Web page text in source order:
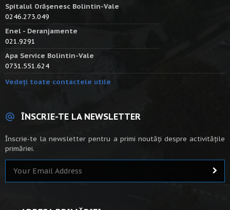
Spitalul Orășenesc Bolintin-Vale
0246.273.049
Enel - Deranjamente
021.9291
Apa Service Bolintin-Vale
0731.551.624
Vedeți toate contactele utile
ÎNSCRIE-TE LA NEWSLETTER
Înscrie-te la newsletter pentru a primi noutăți despre activitățile
primăriei.